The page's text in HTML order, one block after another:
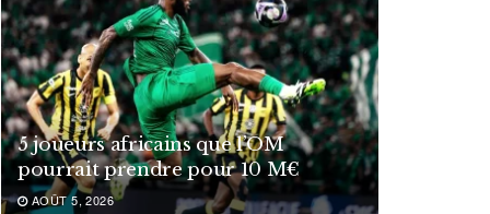
5 joueurs africains que l’OM
pourrait prendre pour 10 M€
AOÛT 5, 2026